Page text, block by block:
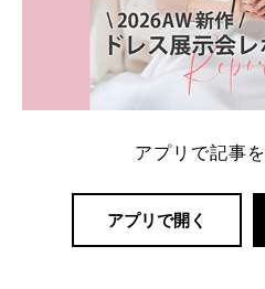
アプリで記事
アプリで開く